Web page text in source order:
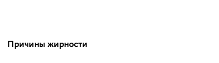
Причины жирности